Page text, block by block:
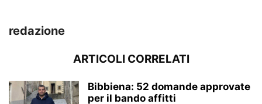
redazione
ARTICOLI CORRELATI
Bibbiena: 52 domande approvate
per il bando affitti